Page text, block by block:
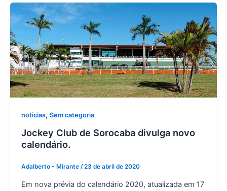
noticias, Sem categoria
Jockey Club de Sorocaba divulga novo
calendário.
Adalberto - Mirante /23 de abril de 2020
Em nova prévia do calendário 2020, atualizada em 17